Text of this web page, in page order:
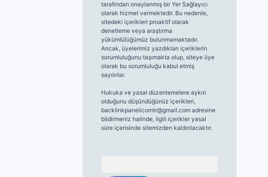
tarafından onaylanmış bir Yer Sağlayıcı
olarak hizmet vermektedir. Bu nedenle,
sitedeki içerikleri proaktif olarak
denetleme veya araştırma
yükümlülüğümüz bulunmamaktadır.
Ancak, üyelerimiz yazdıkları içeriklerin
sorumluluğunu taşımakta olup, siteye üye
olarak bu sorumluluğu kabul etmiş
sayılırlar.
Hukuka ve yasal düzenlemelere aykırı
olduğunu düşündüğünüz içerikleri,
backlinkpanelicomtr@gmail.comadresine
bildirmeniz halinde, ilgili içerikler yasal
süre içerisinde sitemizden kaldırılacaktır.